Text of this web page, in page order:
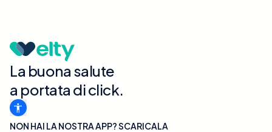
La buona salute
a portata di click.
NON HAI LA NOSTRA APP? SCARICALA